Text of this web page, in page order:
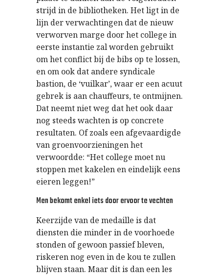
strijd in de bibliotheken. Het ligt in de
lijn der verwachtingen dat de nieuw
verworven marge door het college in
eerste instantie zal worden gebruikt
om het conflict bij de bibs op te lossen,
en om ook dat andere syndicale
bastion, de ‘vuilkar’, waar er een acuut
gebrek is aan chauffeurs, te ontmijnen.
Dat neemt niet weg dat het ook daar
nog steeds wachten is op concrete
resultaten. Of zoals een afgevaardigde
van groenvoorzieningen het
verwoordde: “Het college moet nu
stoppen met kakelen en eindelijk eens
eieren leggen!”
Men bekomt enkel iets door ervoor te vechten
Keerzijde van de medaille is dat
diensten die minder in de voorhoede
stonden of gewoon passief bleven,
riskeren nog even in de kou te zullen
blijven staan. Maar dit is dan een les